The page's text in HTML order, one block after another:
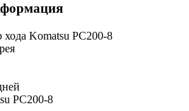
хода Komatsu PC200-8
PC200-8